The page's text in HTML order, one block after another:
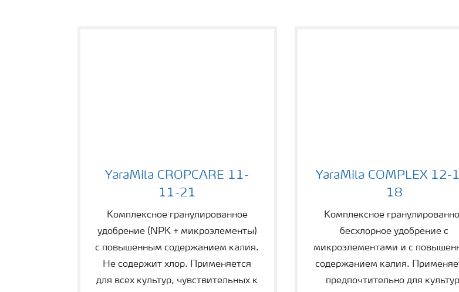
YaraMila CROPCARE 11-
11-21
Комплексное гранулированное
удобрение (NPK + микроэлементы)
с повышенным содержанием калия.
Не содержит хлор. Применяется
для всех культур, чувствительных к
YaraMila COMPLEX 12-
18
Комплексное
бесхлорное удобрение с
микроэлементами и с
содержанием калия.
предпочтительно для